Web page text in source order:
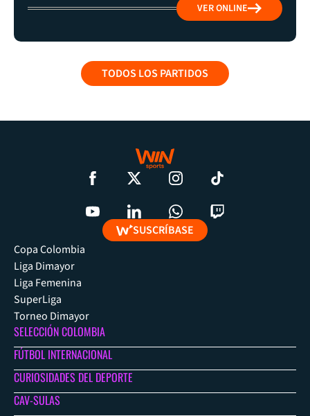
VER ONLINE
TODOS LOS PARTIDOS
SUSCRÍBASE
Copa Colombia
Liga Dimayor
Liga Femenina
SuperLiga
Torneo Dimayor
SELECCIÓN COLOMBIA
FÚTBOL INTERNACIONAL
CURIOSIDADES DEL DEPORTE
CAV-SULAS